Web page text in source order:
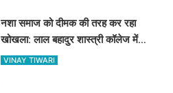
नशा समाज को दीमक की तरह कर रहा
खोखला: लाल बहादुर शास्त्री कॉलेज में
नशामुक्ति गोष्ठी का आयोजन
VINAY TIWARI